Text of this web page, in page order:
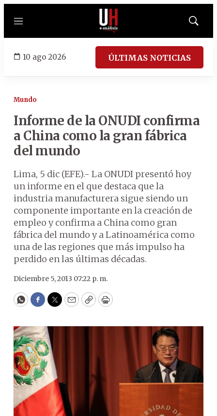
Menú
Mostrar
10 ago 2026 ÚLTIMAS NOTICIAS
Mundo
Informe de la ONUDI confirma
a China como la gran fábrica
del mundo
Lima, 5 dic (EFE).- La ONUDI presentó hoy
un informe en el que destaca que la
industria manufacturera sigue siendo un
componente importante en la creación de
empleo y confirma a China como gran
fábrica del mundo y a Latinoamérica como
una de las regiones que más impulso ha
perdido en las últimas décadas.
Diciembre 5, 2013 07:22 p. m.
WhatsApp
Facebook
Twitter
EmailCopyPrint